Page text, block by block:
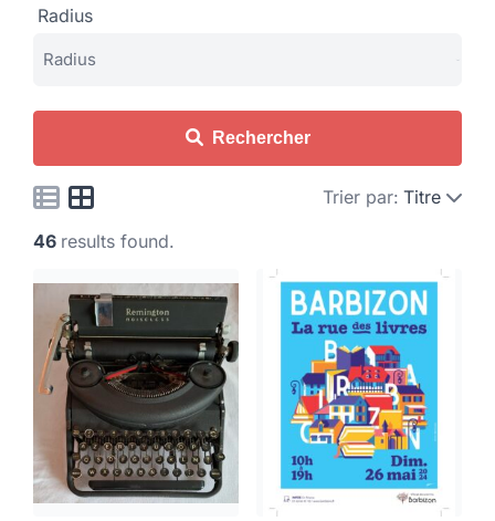
Radius
Rechercher
Trier par: Titre
46 results found.